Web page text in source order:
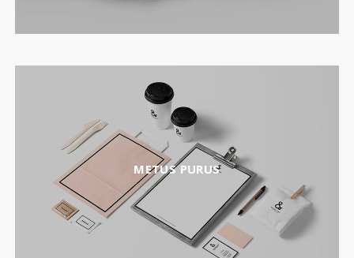
METUS PURUS